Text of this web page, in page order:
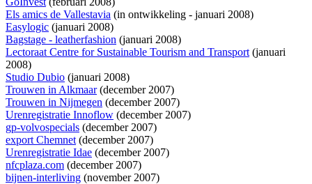
Els amics de Vallestavia (in ontwikkeling - januari 2008)
Easylogic (januari 2008)
Bagstage - leatherfashion (januari 2008)
Lectoraat Centre for Sustainable Tourism and Transport(januari
2008)
Studio Dubio (januari 2008)
Trouwen in Alkmaar(december 2007)
Trouwen in Nijmegen (december 2007)
Urenregistratie Innoflow (december 2007)
gp-volvospecials (december 2007)
export Chemnet(december 2007)
Urenregistratie Idae (december 2007)
nfcplaza.com (december 2007)
bijnen-interliving (november 2007)